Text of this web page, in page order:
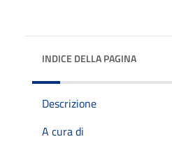
INDICE DELLA PAGINA
Descrizione
A cura di